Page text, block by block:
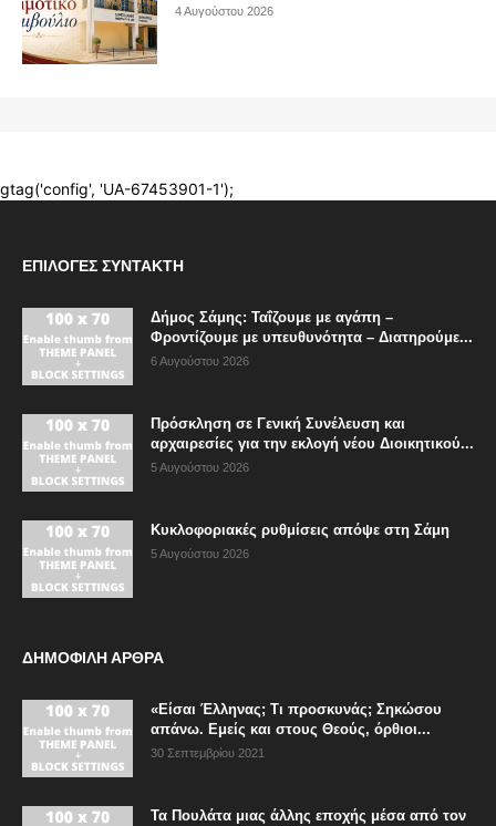
ΕΠΙΛΟΓΈΣ ΣΥΝΤΆΚΤΗ
Δήμος Σάμης: Ταΐζουμε με αγάπη –
Φροντίζουμε με υπευθυνότητα – Διατηρούμε...
6 Αυγούστου 2026
Πρόσκληση σε Γενική Συνέλευση και
αρχαιρεσίες για την εκλογή νέου Διοικητικού...
5 Αυγούστου 2026
Κυκλοφοριακές ρυθμίσεις απόψε στη Σάμη
5 Αυγούστου 2026
ΔΗΜΟΦΙΛΗ ΑΡΘΡΑ
«Είσαι Έλληνας; Τι προσκυνάς; Σηκώσου
απάνω. Εμείς και στους Θεούς, όρθιοι...
30 Σεπτεμβρίου 2021
Τα Πουλάτα μιας άλλης εποχής μέσα από τον